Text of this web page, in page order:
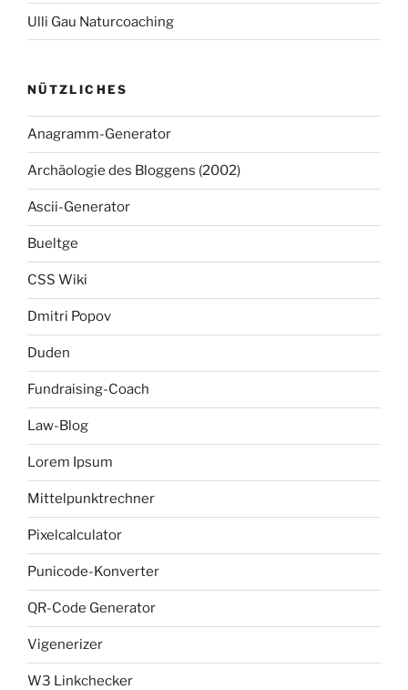
Ulli Gau Naturcoaching
NÜTZLICHES
Anagramm-Generator
Archäologie des Bloggens (2002)
Ascii-Generator
Bueltge
CSS Wiki
Dmitri Popov
Duden
Fundraising-Coach
Law-Blog
Lorem Ipsum
Mittelpunktrechner
Pixelcalculator
Punicode-Konverter
QR-Code Generator
Vigenerizer
W3 Linkchecker